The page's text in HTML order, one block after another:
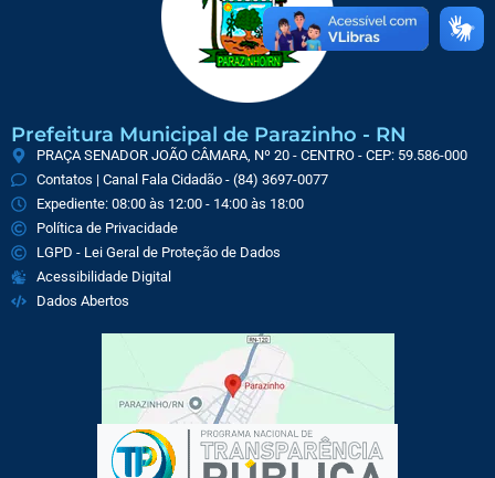
Prefeitura Municipal de Parazinho - RN
PRAÇA SENADOR JOÃO CÂMARA, Nº 20 - CENTRO - CEP: 59.586-000
Contatos | Canal Fala Cidadão - (84) 3697-0077
Expediente: 08:00 às 12:00 - 14:00 às 18:00
Política de Privacidade
LGPD - Lei Geral de Proteção de Dados
Acessibilidade Digital
Dados Abertos